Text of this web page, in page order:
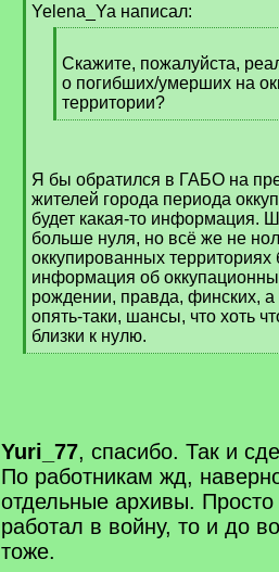
q
Yelena_Ya написал:
q
]
Скажите, пожалуйста,
о погибших/умерших на
территории?
[
]
Я бы обратился в ГАБО на
жителей города периода
будет какая-то информация.
больше нуля, но всё же не
оккупированных
информация об
рождении, правда, финских,
опять-таки, шансы, что хоть
близки к нулю.
[
Yuri_77, спасибо. Так и
По работникам жд,
отдельные архивы.
работал в войну, то и до
тоже.